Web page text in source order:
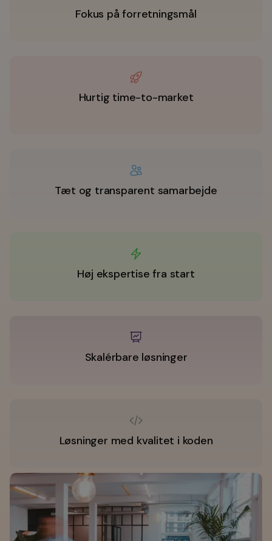
Fokus på forretningsmål
Hurtig time-to-market
Tæt og transparent samarbejde
Høj ekspertise fra start
Skalérbare løsninger
Løsninger med kvalitet i koden